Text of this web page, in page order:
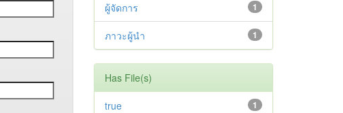
1
ผู้จัดการ
1
ภาวะผู้นำ
Has File(s)
1
true